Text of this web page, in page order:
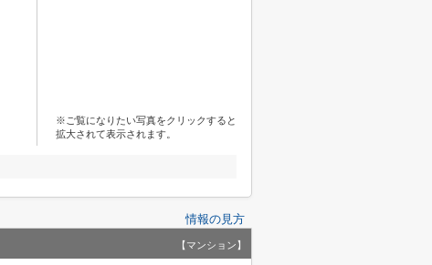
※ご覧になりたい写真をクリックすると
拡大されて表示されます。
情報の見方
【マンション】